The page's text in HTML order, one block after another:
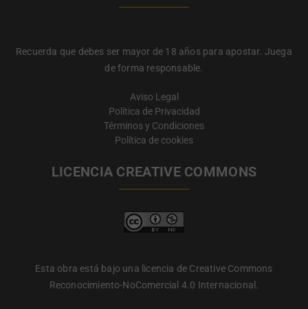
Recuerda que debes ser mayor de 18 años para apostar. Juega
de forma responsable.
Aviso Legal
Política de Privacidad
Términos y Condiciones
Política de cookies
LICENCIA CREATIVE COMMONS
Esta obra está bajo una licencia de Creative Commons
Reconocimiento-NoComercial 4.0 Internacional.